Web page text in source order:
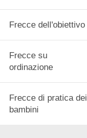
Frecce dell'obiettivo
Frecce su
ordinazione
Frecce di pratica dei
bambini